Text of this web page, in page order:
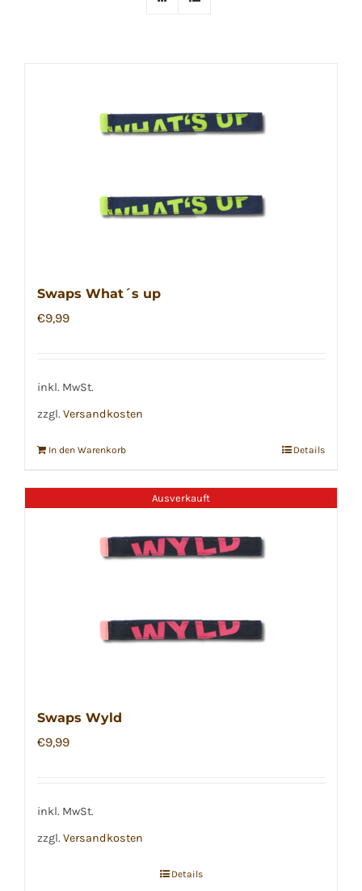
Swaps What´s up
€9,99
inkl. MwSt.
zzgl. Versandkosten
In den Warenkorb Details
Ausverkauft
Swaps Wyld
€9,99
inkl. MwSt.
zzgl. Versandkosten
Details